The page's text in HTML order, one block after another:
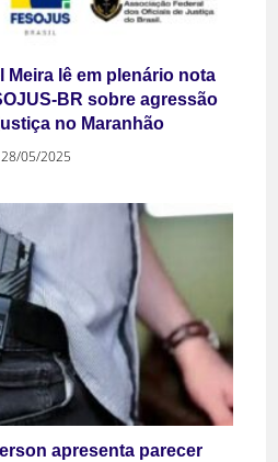
Meira lê em plenário nota
BR sobre agressão
no Maranhão
28/05/2025
apresenta parecer